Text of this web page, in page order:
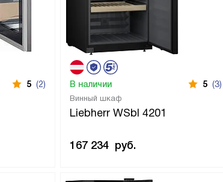
5 (2)
Винный шкаф
Liebherr WSbl 4201
В наличии 5 (3)
167 234 руб.